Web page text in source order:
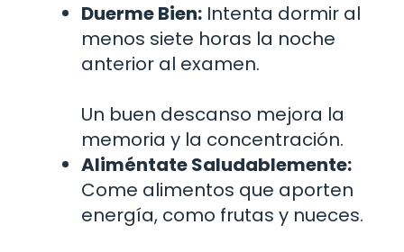
Duerme Bien: Intenta dormir al
menos siete horas la noche
anterior al examen.
Un buen descanso mejora la
memoria y la concentración.
Aliméntate Saludablemente:
Come alimentos que aporten
energía, como frutas y nueces.